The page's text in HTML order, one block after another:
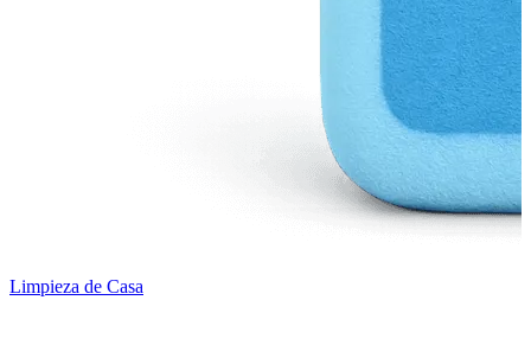
Limpieza de Casa